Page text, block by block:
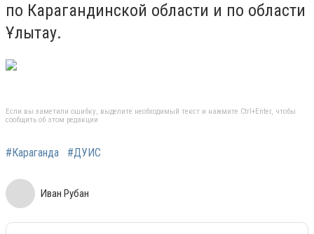
по Карагандинской области и по области
Ұлытау.
Если вы заметили ошибку, выделите необходимый текст и нажмите Ctrl+Enter, чтобы
сообщить об этом редакции
#Караганда #ДУИС
Иван Рубан